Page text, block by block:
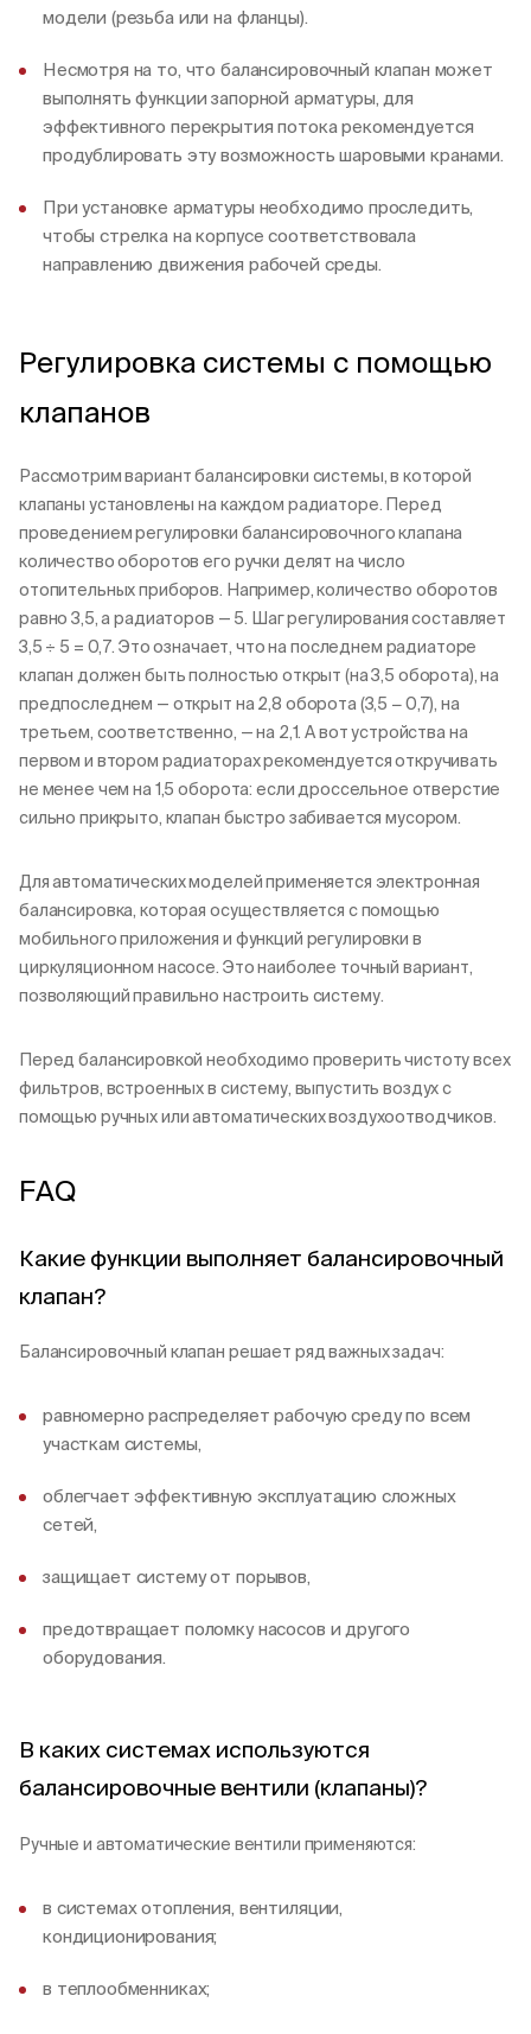
модели (резьба или на фланцы).
Несмотря на то, что балансировочный клапан может
выполнять функции запорной арматуры, для
эффективного перекрытия потока рекомендуется
продублировать эту возможность шаровыми кранами.
При установке арматуры необходимо проследить,
чтобы стрелка на корпусе соответствовала
направлению движения рабочей среды.
Регулировка системы с помощью
клапанов
Рассмотрим вариант балансировки системы, в которой
клапаны установлены на каждом радиаторе. Перед
проведением регулировки балансировочного клапана
количество оборотов его ручки делят на число
отопительных приборов. Например, количество оборотов
равно 3,5, а радиаторов — 5. Шаг регулирования составляет
3,5 ÷ 5 = 0,7. Это означает, что на последнем радиаторе
клапан должен быть полностью открыт (на 3,5 оборота), на
предпоследнем — открыт на 2,8 оборота (3,5 − 0,7), на
третьем, соответственно, — на 2,1. А вот устройства на
первом и втором радиаторах рекомендуется откручивать
не менее чем на 1,5 оборота: если дроссельное отверстие
сильно прикрыто, клапан быстро забивается мусором.
Для автоматических моделей применяется электронная
балансировка, которая осуществляется с помощью
мобильного приложения и функций регулировки в
циркуляционном насосе. Это наиболее точный вариант,
позволяющий правильно настроить систему.
Перед балансировкой необходимо проверить чистоту всех
фильтров, встроенных в систему, выпустить воздух с
помощью ручных или автоматических воздухоотводчиков.
FAQ
Какие функции выполняет балансировочный
клапан?
Балансировочный клапан решает ряд важных задач:
равномерно распределяет рабочую среду по всем
участкам системы,
облегчает эффективную эксплуатацию сложных
сетей,
защищает систему от порывов,
предотвращает поломку насосов и другого
оборудования.
В каких системах используются
балансировочные вентили (клапаны)?
Ручные и автоматические вентили применяются:
в системах отопления, вентиляции,
кондиционирования;
в теплообменниках;